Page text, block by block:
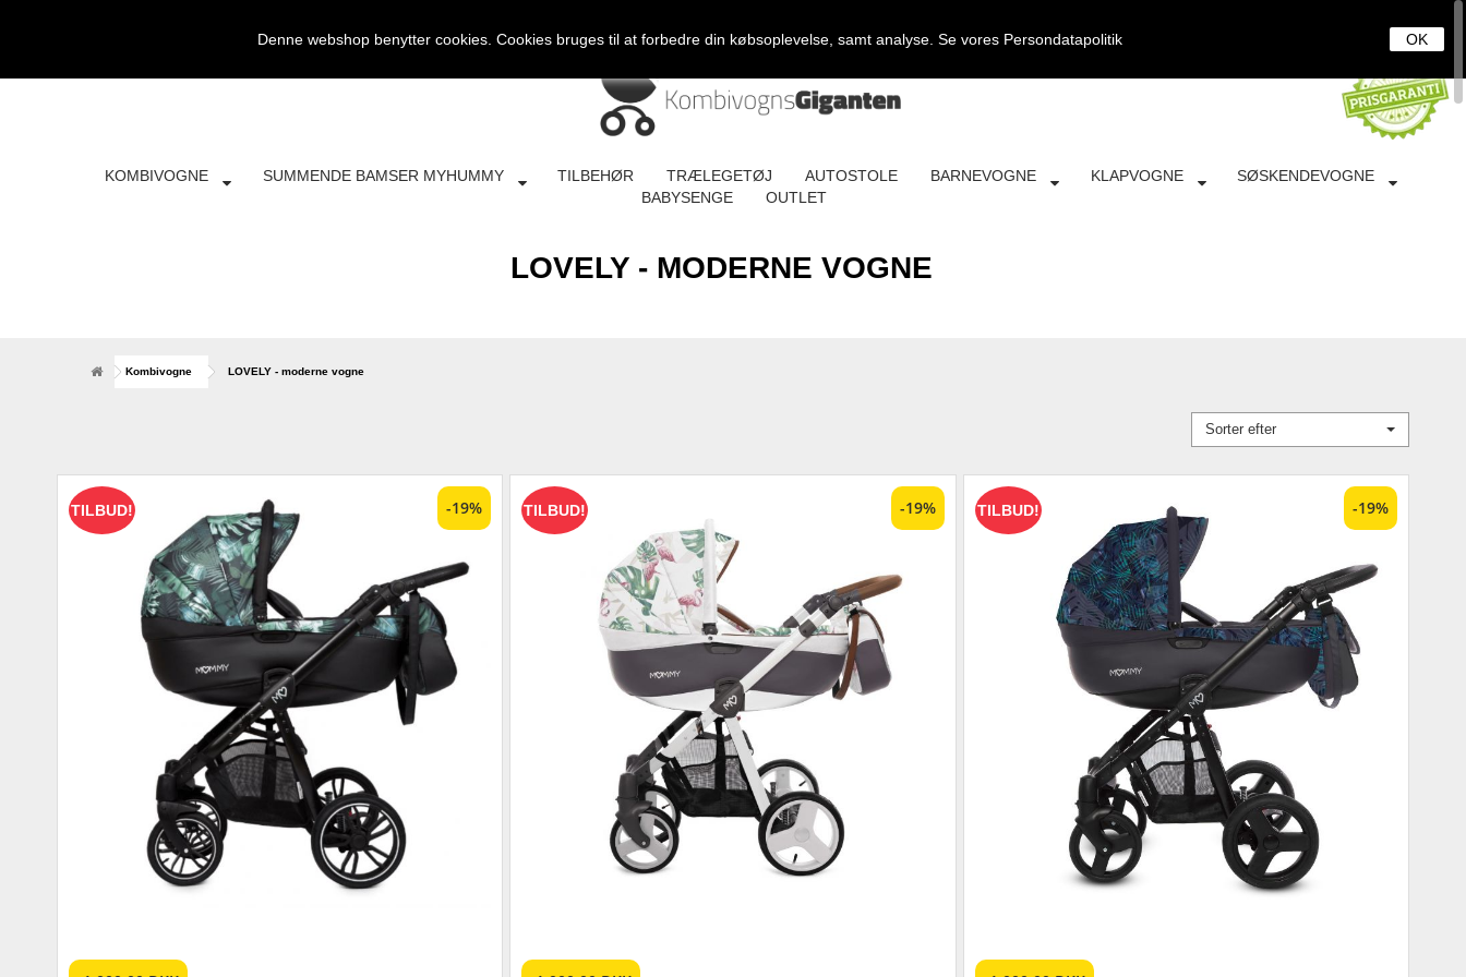
KOMBIVOGNE SUMMENDE BAMSER MYHUMMY TILBEHØR TRÆLEGETØJ AUTOSTOLE BARNEVOGNE KLAPVOGNE
SØSKENDEVOGNE
BABYSENGE
OUTLET
LOVELY - MODERNE VOGNE
Kombivogne LOVELY - moderne vogne
Sorter efter
TILBUD! -19% TILBUD! -19% TILBUD! -19%
Denne webshop benytter cookies. Cookies bruges til at forbedre din købsoplevelse, samt analyse. Se vores Persondatapolitik OK